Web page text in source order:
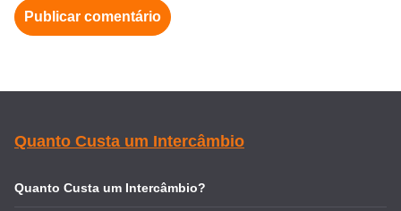
Quanto Custa um Intercâmbio
Quanto Custa um Intercâmbio?